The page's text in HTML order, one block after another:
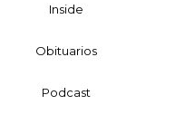
Inside
Obituarios
Podcast